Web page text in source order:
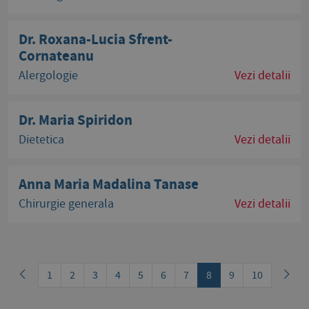
Dr. Roxana-Lucia Sfrent-
Cornateanu
Alergologie Vezi detalii
Dr. Maria Spiridon
Dietetica Vezi detalii
Anna Maria Madalina Tanase
Chirurgie generala Vezi detalii
1 2 3 4 5 6 7 8 9 10